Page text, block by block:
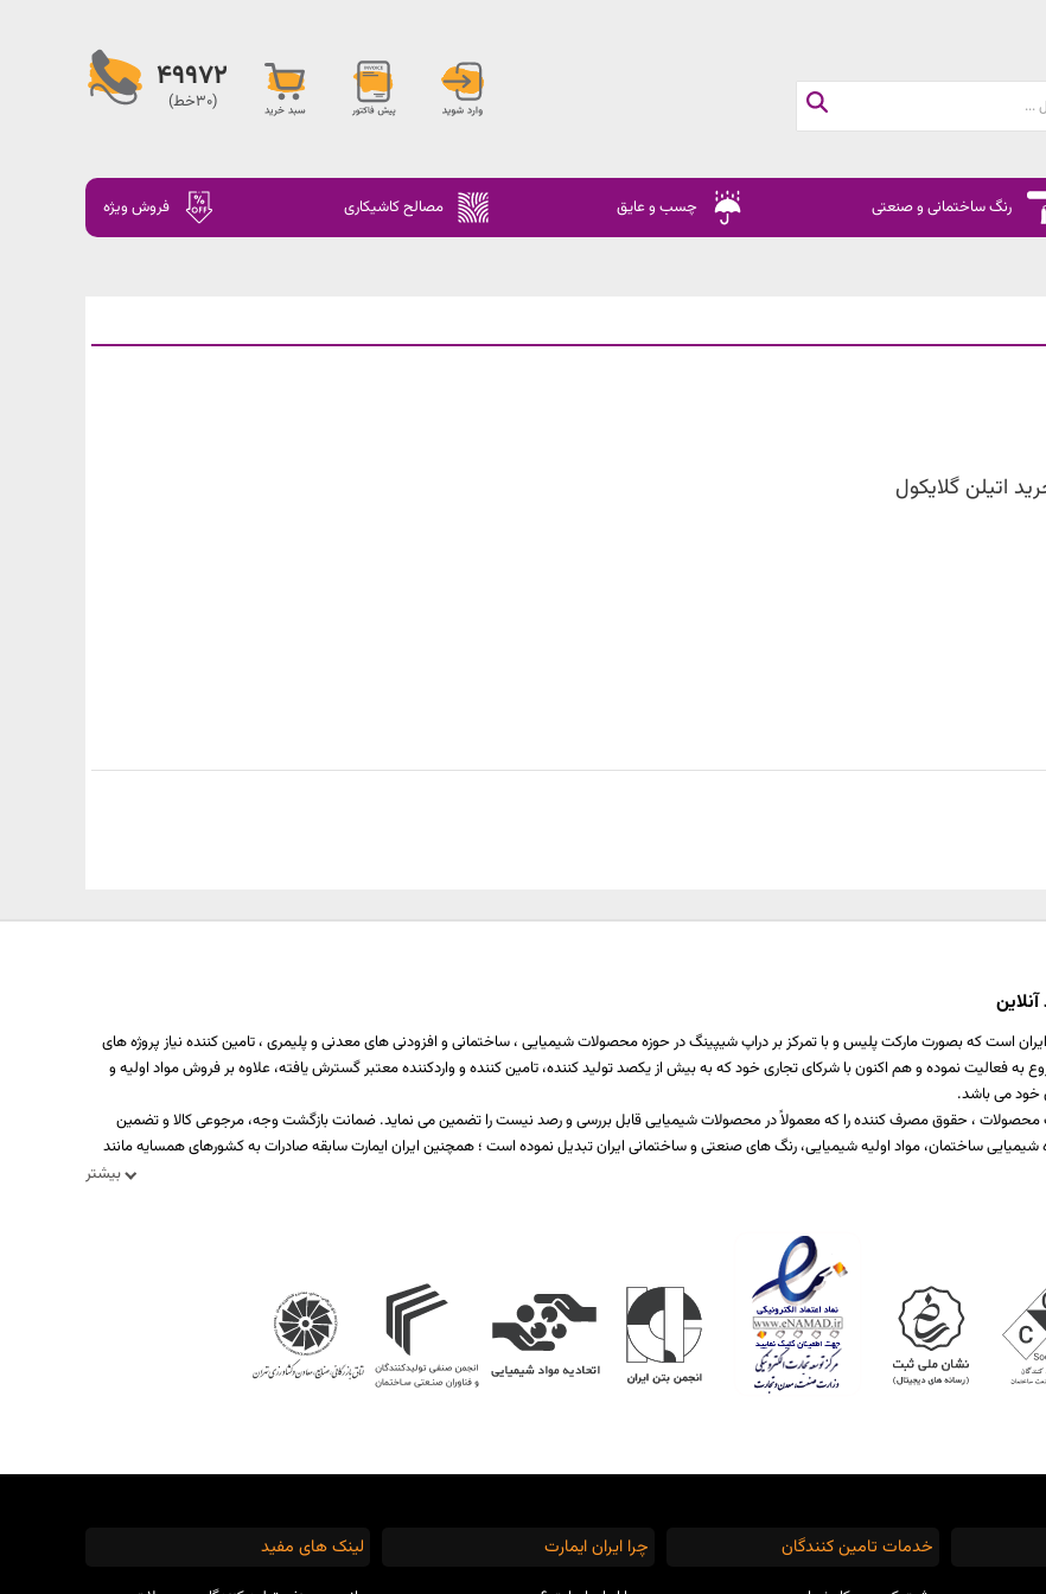
49972
(30خط)
رنگ ساختمانی و صنعتی چسب و عایق مصالح کاشیکاری فروش ویژه
اتیلن گلایکول
بیشتر
است که بصورت مارکت پلیس و با تمرکز بر دراپ شیپینگ در حوزه محصولات شیمیایی ، ساختمانی و افزودنی های معدنی و پلیمری ، تامین کننده نیاز پروژه های
یا برطرف کننده نیازمندی صنایع مختلف تولیدی است که از سال 1397 شروع به فعالیت نموده و هم اکنون با شرکای تجاری خود که به بیش از یکصد تولید کننده، تامین کننده و واردکننده معتبر گسترش یافته، علاوه بر فروش مواد اولیه و
خود می باشد.
محصولات ، حقوق مصرف کننده را که معمولاً در محصولات شیمیایی قابل بررسی و رصد نیست را تضمین می نماید. ضمانت بازگشت وجه، مرجوعی کالا و تضمین
ساختمان، مواد اولیه شیمیایی، رنگ های صنعتی و ساختمانی ایران تبدیل نموده است ؛ همچنین ایران ایمارت سابقه صادرات به کشورهای همسایه مانند
خدمات تامین کنندگان چرا ایران ایمارت لینک های مفید